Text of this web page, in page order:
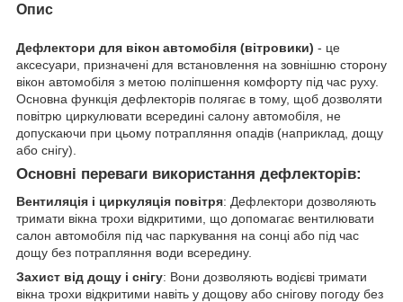
Опис
Дефлектори для вікон автомобіля (вітровики) - це
аксесуари, призначені для встановлення на зовнішню сторону
вікон автомобіля з метою поліпшення комфорту під час руху.
Основна функція дефлекторів полягає в тому, щоб дозволяти
повітрю циркулювати всередині салону автомобіля, не
допускаючи при цьому потрапляння опадів (наприклад, дощу
або снігу).
Основні переваги використання дефлекторів:
Вентиляція і циркуляція повітря: Дефлектори дозволяють
тримати вікна трохи відкритими, що допомагає вентилювати
салон автомобіля під час паркування на сонці або під час
дощу без потрапляння води всередину.
Захист від дощу і снігу: Вони дозволяють водієві тримати
вікна трохи відкритими навіть у дощову або снігову погоду без